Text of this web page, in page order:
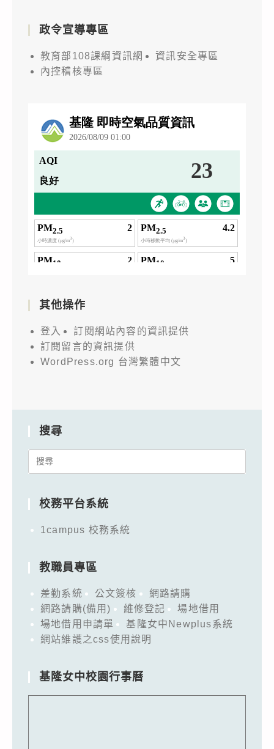
政令宣導專區
教育部108課綱資訊網
資訊安全專區
內控稽核專區
其他操作
登入
訂閱網站內容的資訊提供
訂閱留言的資訊提供
WordPress.org 台灣繁體中文
搜尋
Search
校務平台系統
1campus 校務系統
教職員專區
差勤系統 公文簽核
網路請購
網路請購(備用)
維修登記
場地借用
場地借用申請單
基隆女中Newplus系統
網站維護之css使用說明
基隆女中校園行事曆